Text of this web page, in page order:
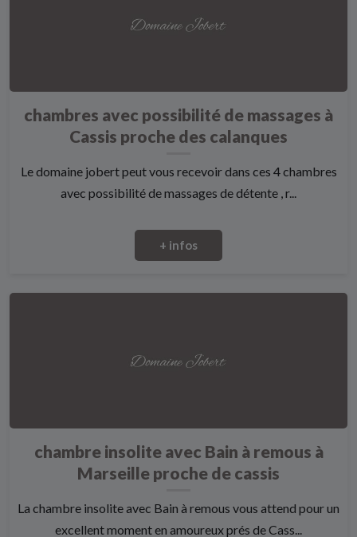
chambres avec possibilité de massages à
Cassis proche des calanques
Le domaine jobert peut vous recevoir dans ces 4 chambres
avec possibilité de massages de détente , r...
+ infos
chambre insolite avec Bain à remous à
Marseille proche de cassis
La chambre insolite avec Bain à remous vous attend pour un
excellent moment en amoureux prés de Cass...